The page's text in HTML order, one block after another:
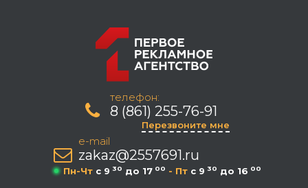
телефон:
8 (861) 255-76-91
Перезвоните мне
e-mail
zakaz@2557691.ru
Пн-Чт c 9 30 до 17 00 - Пт c 9 30 до 16 00